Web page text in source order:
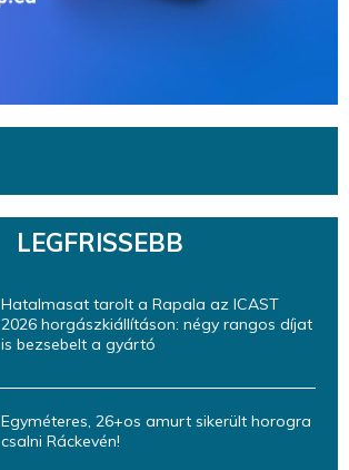
LEGFRISSEBB
Hatalmasat tarolt a Rapala az ICAST
2026 horgászkiállításon: négy rangos díjat
is bezsebelt a gyártó
Egyméteres, 26+os amurt sikerült horogra
csalni Ráckevén!